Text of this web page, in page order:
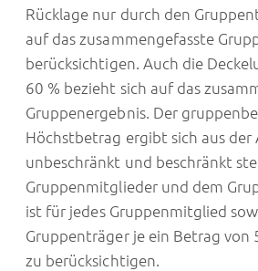
Rücklage nur durch den
auf das zusammengefasste
berücksichtigen. Auch die
60 % bezieht sich auf das
Gruppenergebnis. Der
Höchstbetrag ergibt sich aus der
unbeschränkt und beschränkt
Gruppenmitglieder und dem
ist für jedes Gruppenmitglied
Gruppenträger je ein Betrag von
zu berücksichtigen.